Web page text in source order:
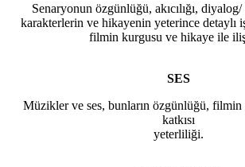
Senaryonun özgünlüğü, akıcılığı, diyalog/
karakterlerin ve hikayenin yeterince detaylı
filmin kurgusu ve hikaye ile
SES
Müzikler ve ses, bunların özgünlüğü, filmin
katkısı
yeterliliği.